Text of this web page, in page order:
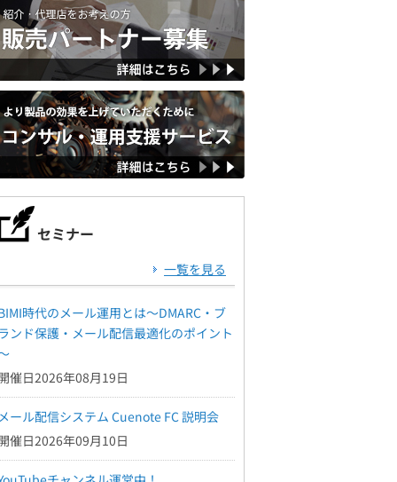
プロモーション支援事業
セミナー
一覧を見る
時代のメール運用とは～DMARC・ブ
ンド保護・メール配信最適化のポイント
催日2026年08月19日
ール配信システム Cuenote FC 説明会
催日2026年09月10日